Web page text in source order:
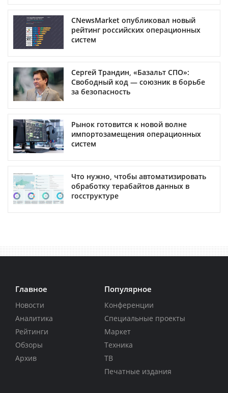
CNewsMarket опубликовал новый
рейтинг российских операционных
систем
Сергей Трандин, «Базальт СПО»:
Свободный код — союзник в борьбе
за безопасность
Рынок готовится к новой волне
импортозамещения операционных
систем
Что нужно, чтобы автоматизировать
обработку терабайтов данных в
госструктуре
Главное
Новости
Аналитика
Рейтинги
Обзоры
Архив
Популярное
Конференции
Специальные проекты
Маркет
Техника
ТВ
Печатные издания